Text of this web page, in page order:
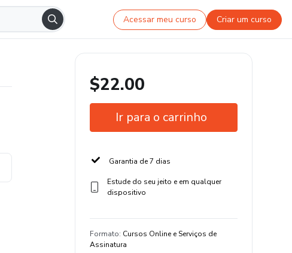
Acessar meu curso Criar um curso
$22.00
Ir para o carrinho
Garantia de 7 dias
Estude do seu jeito e em qualquer
dispositivo
Formato: Cursos Online e Serviços de
Assinatura